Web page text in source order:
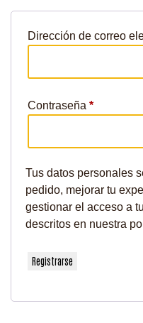
Dirección de correo
Contraseña *
Tus datos personales
pedido, mejorar tu
gestionar el acceso a
descritos en nuestra
Registrarse